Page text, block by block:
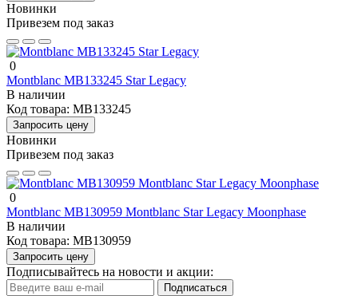
Новинки
Привезем под заказ
0
Montblanc MB133245 Star Legacy
В наличии
Код товара: MB133245
Запросить цену
Новинки
Привезем под заказ
0
Montblanc MB130959 Montblanc Star Legacy Moonphase
В наличии
Код товара: MB130959
Запросить цену
Подписывайтесь на новости и акции:
Подписаться